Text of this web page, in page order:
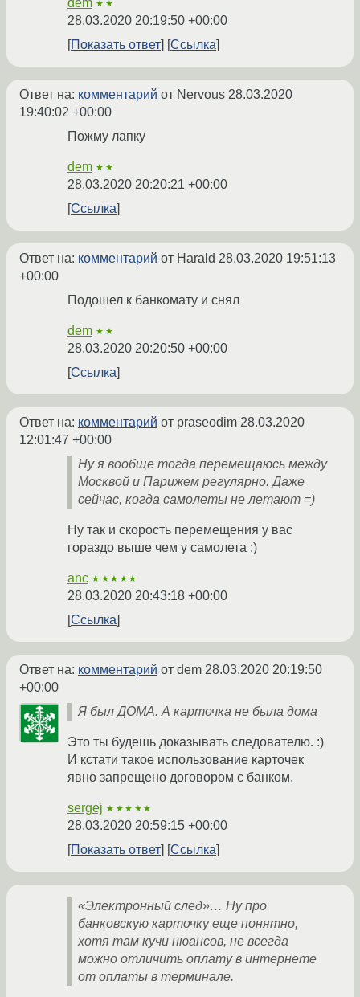
dem ★★
28.03.2020 20:19:50 +00:00
Показать ответ
Ссылка
Ответ на: комментарий от Nervous 28.03.2020
19:40:02 +00:00
Пожму лапку
dem ★★
28.03.2020 20:20:21 +00:00
Ссылка
Ответ на: комментарий от Harald 28.03.2020 19:51:13
+00:00
Подошел к банкомату и снял
dem ★★
28.03.2020 20:20:50 +00:00
Ссылка
Ответ на: комментарий от praseodim 28.03.2020
12:01:47 +00:00
Ну я вообще тогда перемещаюсь между
Москвой и Парижем регулярно. Даже
сейчас, когда самолеты не летают =)
Ну так и скорость перемещения у вас
гораздо выше чем у самолета :)
anc ★★★★★
28.03.2020 20:43:18 +00:00
Ссылка
Ответ на: комментарий от dem 28.03.2020 20:19:50
+00:00
Я был ДОМА. А карточка не была дома
Это ты будешь доказывать следователю. :)
И кстати такое использование карточек
явно запрещено договором с банком.
sergej ★★★★★
28.03.2020 20:59:15 +00:00
Показать ответ
Ссылка
«Электронный след»… Ну про
банковскую карточку еще понятно,
хотя там кучи нюансов, не всегда
можно отличить оплату в интернете
от оплаты в терминале.